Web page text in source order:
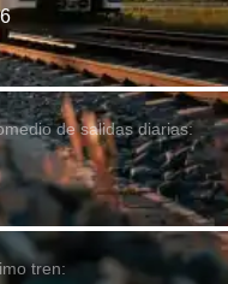
de salidas diarias:
tren: